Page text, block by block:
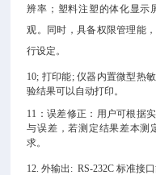
辨率；塑料注塑的体化显示
观。同时，具备权限管理能
行设定。
10; 打印能; 仪器内置微型热
验结果可以自动打印。
11：误差修正：用户可根据
与误差，若测定结果差本测
求。
12. 外输出: RS-232C 标准接